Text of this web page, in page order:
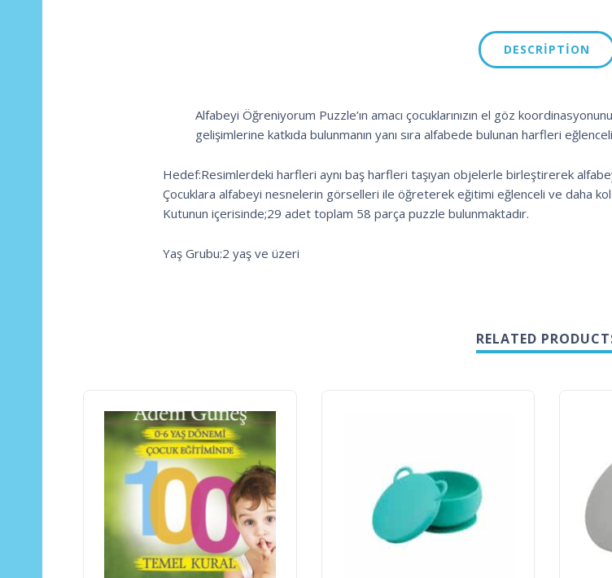
DESCRIPTION
Alfabeyi Öğreniyorum Puzzle’ın amacı çocuklarınızın el göz
gelişimlerine katkıda bulunmanın yanı sıra alfabede bulunan harfleri
Hedef:Resimlerdeki harfleri aynı baş harfleri taşıyan objelerle birleştirerek
Çocuklara alfabeyi nesnelerin görselleri ile öğreterek eğitimi eğlenceli ve daha
Kutunun içerisinde;29 adet toplam 58 parça puzzle bulunmaktadır.
Yaş Grubu:2 yaş ve üzeri
RELATED